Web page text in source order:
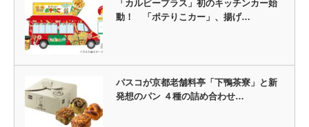
「カルビープラス」初のキッチンカー始
動！ 「ポテりこカー」、揚げ…
パスコが京都老舗料亭「下鴨茶寮」と新
発想のパン ４種の詰め合わせ…